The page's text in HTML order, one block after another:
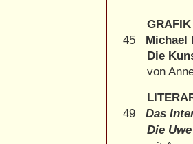
GRAFIK
45
Michael
Die
von
49 Das
Die Uwe